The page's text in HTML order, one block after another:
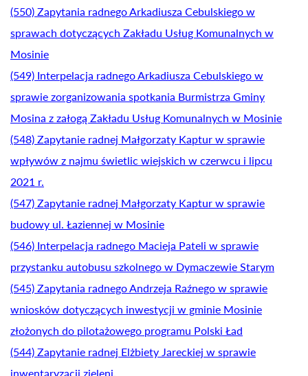
(550) Zapytania radnego Arkadiusza Cebulskiego w
sprawach dotyczących Zakładu Usług Komunalnych w
Mosinie
(549) Interpelacja radnego Arkadiusza Cebulskiego w
sprawie zorganizowania spotkania Burmistrza Gminy
Mosina z załogą Zakładu Usług Komunalnych w Mosinie
(548) Zapytanie radnej Małgorzaty Kaptur w sprawie
wpływów z najmu świetlic wiejskich w czerwcu i lipcu
2021 r.
(547) Zapytanie radnej Małgorzaty Kaptur w sprawie
budowy ul. Łaziennej w Mosinie
(546) Interpelacja radnego Macieja Pateli w sprawie
przystanku autobusu szkolnego w Dymaczewie Starym
(545) Zapytania radnego Andrzeja Raźnego w sprawie
wniosków dotyczących inwestycji w gminie Mosinie
złożonych do pilotażowego programu Polski Ład
(544) Zapytanie radnej Elżbiety Jareckiej w sprawie
inwentaryzacji zieleni.